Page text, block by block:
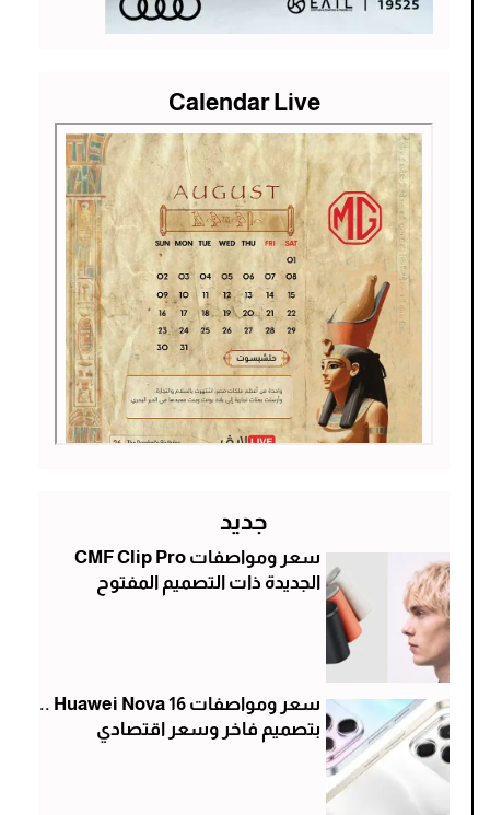
Calendar Live
جديد
سعر ومواصفات CMF Clip Pro
الجديدة ذات التصميم المفتوح
سعر ومواصفات Huawei Nova 16 ..
بتصميم فاخر وسعر اقتصادي